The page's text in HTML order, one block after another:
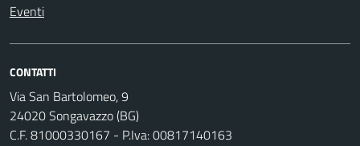
Eventi
CONTATTI
Via San Bartolomeo, 9
24020 Songavazzo (BG)
C.F. 81000330167 - P.Iva: 00817140163